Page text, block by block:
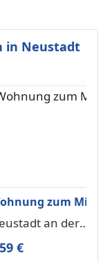
in Neustadt
zum Mieten
an der
an der
67433
€